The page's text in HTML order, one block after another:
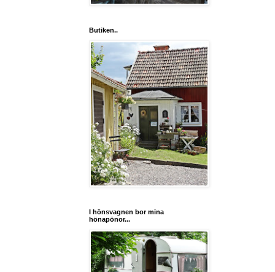
Butiken..
I hönsvagnen bor mina
hönapönor...